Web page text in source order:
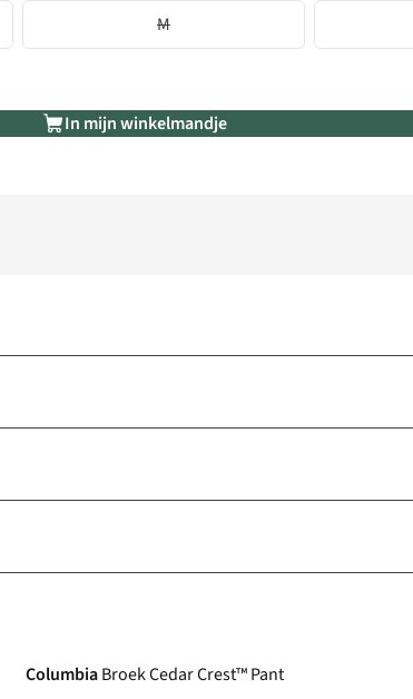
M
In mijn winkelmandje
ColumbiaBroek Cedar Crest™ Pant